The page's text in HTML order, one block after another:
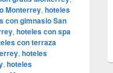
Monterrey, hoteles
con gimnasio San
, hoteles con spa
con terraza
, hoteles
, hoteles